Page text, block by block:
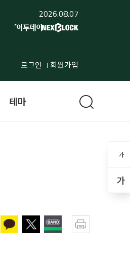
2026.08.07
로그인 회원가입
가
가
테마